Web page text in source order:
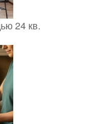
24 кв.